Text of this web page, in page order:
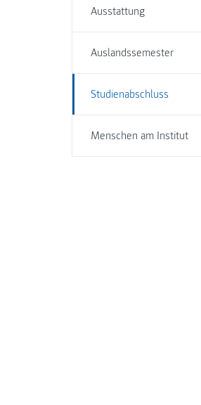
Ausstattung
Auslandssemester
Studienabschluss
Menschen am Institut